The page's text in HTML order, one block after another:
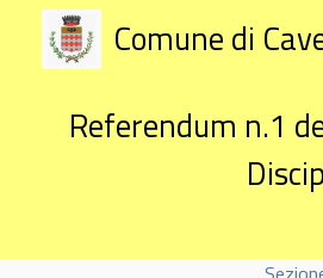
Comune di
Referendum n.1